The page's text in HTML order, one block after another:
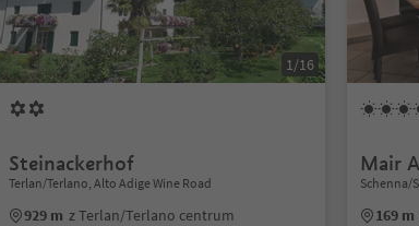
1/16
Steinackerhof
Terlan/Terlano, Alto Adige Wine Road
929 m z Terlan/Terlano centrum
Mair
Schenna/
169 m